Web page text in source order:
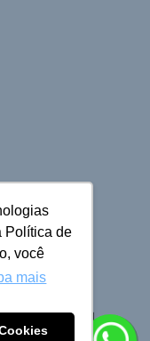
Política de
você
mais
Cruzeiro do Sul